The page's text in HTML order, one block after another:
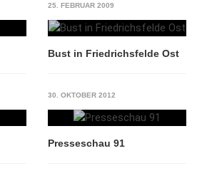
25. FEBRUAR 2009
Bust in Friedrichsfelde Ost
30. OKTOBER 2012
Presseschau 91